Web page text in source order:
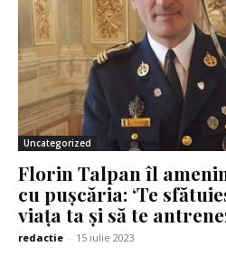
Uncategorized
Florin Talpan îl
cu pușcăria: ‘Te
viața ta și să te
redactie - 15 iulie 2023